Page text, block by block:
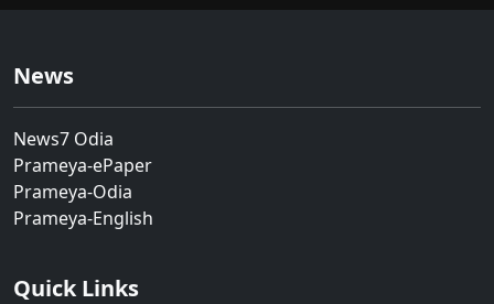
News
News7 Odia
Prameya-ePaper
Prameya-Odia
Prameya-English
Quick Links